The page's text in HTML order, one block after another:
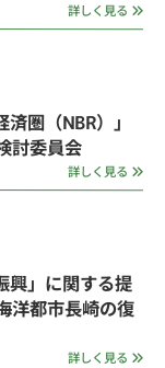
詳しく見る
圏（NBR）」
討委員会
詳しく見る
興」に関する提
洋都市長崎の復
詳しく見る